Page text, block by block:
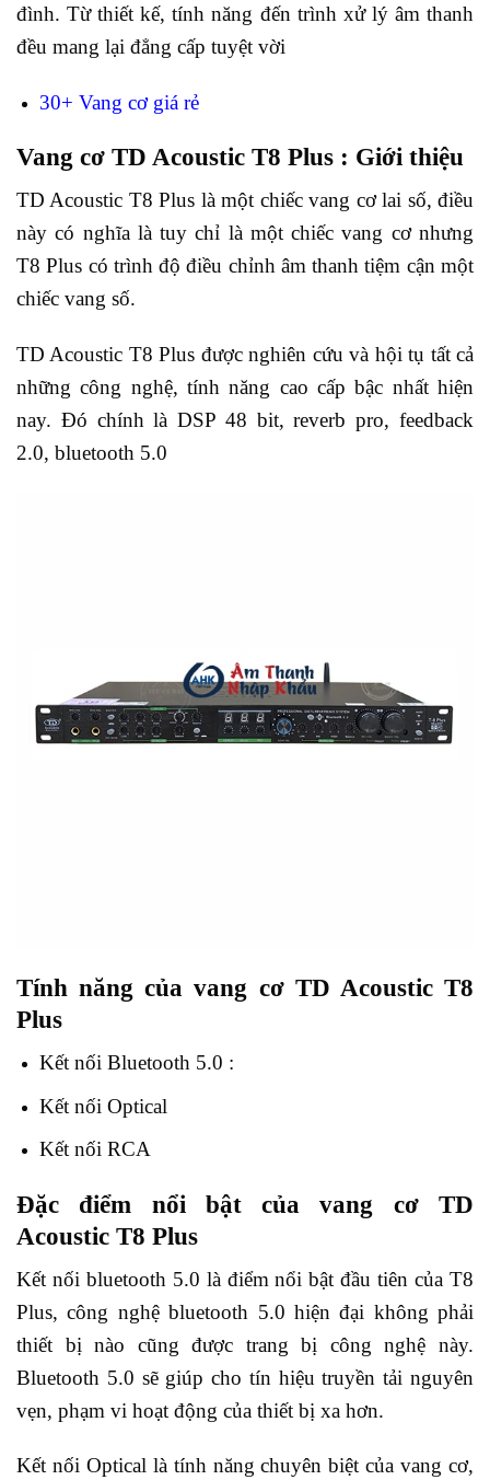
đình. Từ thiết kế, tính năng đến trình xử lý âm thanh
đều mang lại đẳng cấp tuyệt vời
30+ Vang cơ giá rẻ
Vang cơ TD Acoustic T8 Plus : Giới thiệu
TD Acoustic T8 Plus là một chiếc vang cơ lai số, điều
này có nghĩa là tuy chỉ là một chiếc vang cơ nhưng
T8 Plus có trình độ điều chỉnh âm thanh tiệm cận một
chiếc vang số.
TD Acoustic T8 Plus được nghiên cứu và hội tụ tất cả
những công nghệ, tính năng cao cấp bậc nhất hiện
nay. Đó chính là DSP 48 bit, reverb pro, feedback
2.0, bluetooth 5.0
Tính năng của vang cơ TD Acoustic T8
Plus
Kết nối Bluetooth 5.0 :
Kết nối Optical
Kết nối RCA
Đặc điểm nổi bật của vang cơ TD
Acoustic T8 Plus
Kết nối bluetooth 5.0 là điểm nổi bật đầu tiên của T8
Plus, công nghệ bluetooth 5.0 hiện đại không phải
thiết bị nào cũng được trang bị công nghệ này.
Bluetooth 5.0 sẽ giúp cho tín hiệu truyền tải nguyên
vẹn, phạm vi hoạt động của thiết bị xa hơn.
Kết nối Optical là tính năng chuyên biệt của vang cơ,